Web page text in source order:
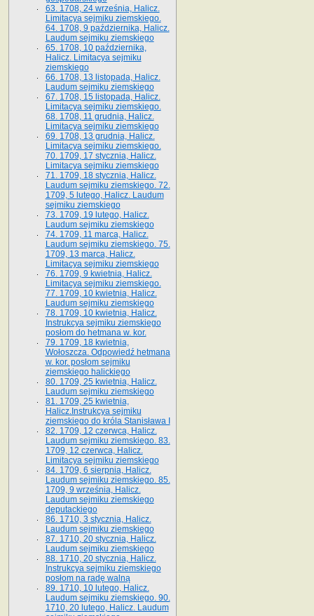
63. 1708, 24 września, Halicz.
Limitacya sejmiku ziemskiego.
64. 1708, 9 października, Halicz.
Laudum sejmiku ziemskiego
65­. 1708, 10 października,
Halicz. Limitacya sejmiku
ziemskiego
66. 1708, 13 listopada, Halicz.
Laudum sejmiku ziemskiego
67. 1708, 15 listopada, Halicz.
Limitacya sejmiku ziemskiego.
68. 1708, 11 grudnia, Halicz.
Limitacya sejmiku ziemskiego
69. 1708, 13 grudnia, Halicz.
Limitacya sejmiku ziemskiego.
70. 1709, 17 stycznia, Halicz.
Limitacya sejmiku ziemskiego
71. 1709, 18 stycznia, Halicz.
Laudum sejmiku ziemskiego. 72.
1709, 5 lutego, Halicz. Laudum
sejmiku ziemskiego
73. 1709, 19 lutego, Halicz.
Laudum sejmiku ziemskiego
74. 1709, 11 marca, Halicz.
Laudum sejmiku ziemskiego. 75.
1709, 13 marca, Halicz.
Limitacya sejmiku ziemskiego
76. 1709, 9 kwietnia, Halicz.
Limitacya sejmiku ziemskiego.
77. 1709, 10 kwietnia, Halicz.
Laudum sejmiku ziemskiego
78. 1709, 10 kwietnia, Halicz.
Instrukcya sejmiku ziemskiego
posłom do hetmana w. kor.
79. 1709, 18 kwietnia,
Wołoszcza. Odpowiedź hetmana
w. kor. posłom sejmiku
ziemskiego halickiego
80. 1709, 25 kwietnia, Halicz.
Laudum sejmiku ziemskiego
81. 1709, 25 kwietnia,
Halicz.Instrukcya sejmiku
ziemskiego do króla Stanisława I
82. 1709, 12 czerwca, Halicz.
Laudum sejmiku ziemskiego. 83.
1709, 12 czerwca, Halicz.
Limitacya sejmiku ziemskiego
84. 1709, 6 sierpnia, Halicz.
Laudum sejmiku ziemskiego. 85.
1709, 9 września, Halicz.
Laudum sejmiku ziemskiego
deputackiego
86. 1710, 3 stycznia, Halicz.
Laudum sejmiku ziemskiego
87. 1710, 20 stycznia, Halicz.
Laudum sejmiku ziemskiego
88. 1710, 20 stycznia, Halicz.
Instrukcya sejmiku ziemskiego
posłom na radę walną
89. 1710, 10 lutego, Halicz.
Laudum sejmiku ziemskiego. 90.
1710, 20 lutego, Halicz. Laudum